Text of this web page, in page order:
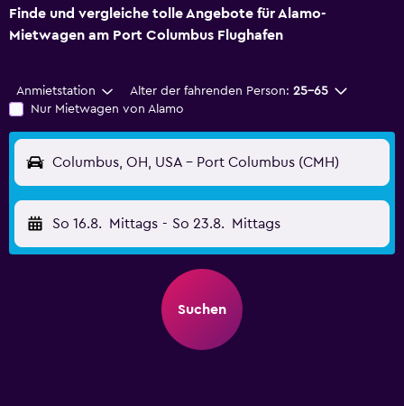
Finde und vergleiche tolle Angebote für Alamo-
Mietwagen am Port Columbus Flughafen
Anmietstation Alter der fahrenden Person: 25-65
Nur Mietwagen von Alamo
Columbus, OH, USA - Port Columbus (CMH)
So 16.8. Mittags - So 23.8. Mittags
Suchen